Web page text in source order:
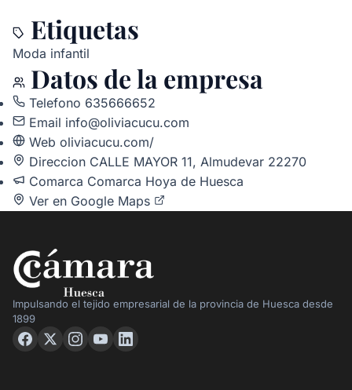
Etiquetas
Moda infantil
Datos de la empresa
Telefono 635666652
Email info@oliviacucu.com
Web oliviacucu.com/
Direccion CALLE MAYOR 11, Almudevar 22270
Comarca Comarca Hoya de Huesca
Ver en Google Maps
Impulsando el tejido empresarial de la provincia de Huesca desde
1899